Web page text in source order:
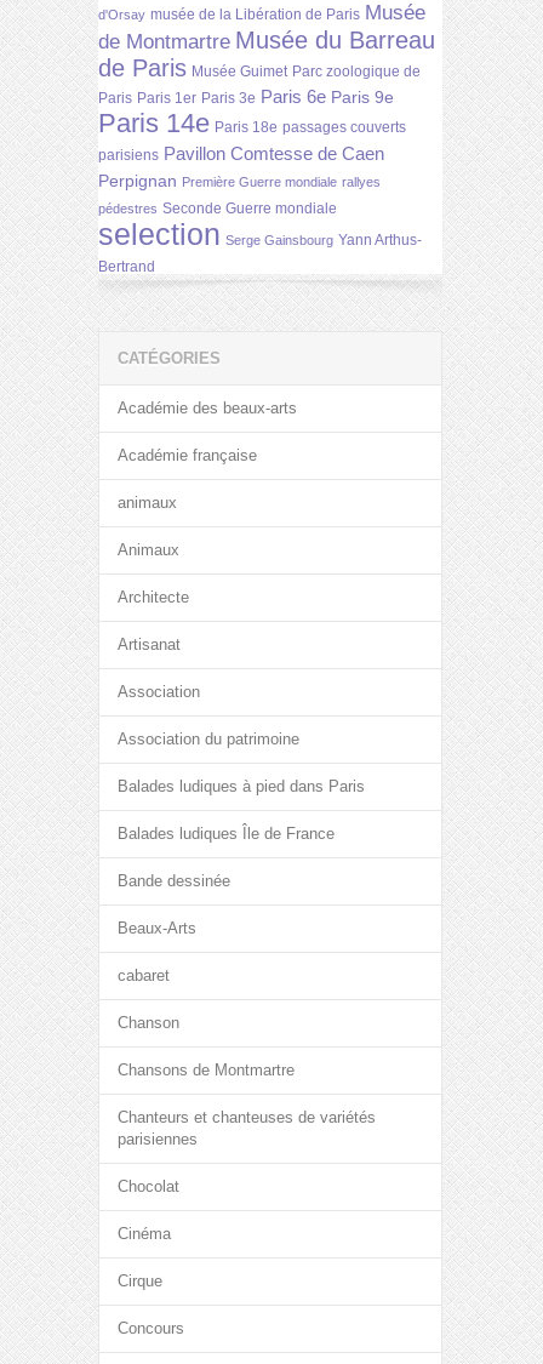
d'Orsay musée de la Libération de Paris Musée
de Montmartre Musée du Barreau
de Paris Musée Guimet Parc zoologique de
Paris Paris 1er Paris 3e Paris 6e Paris 9e
Paris 14e Paris 18e passages couverts
parisiens Pavillon Comtesse de Caen
Perpignan Première Guerre mondiale rallyes
pédestres Seconde Guerre mondiale
selection Serge Gainsbourg Yann Arthus-
Bertrand
CATÉGORIES
Académie des beaux-arts
Académie française
animaux
Animaux
Architecte
Artisanat
Association
Association du patrimoine
Balades ludiques à pied dans Paris
Balades ludiques Île de France
Bande dessinée
Beaux-Arts
cabaret
Chanson
Chansons de Montmartre
Chanteurs et chanteuses de variétés
parisiennes
Chocolat
Cinéma
Cirque
Concours